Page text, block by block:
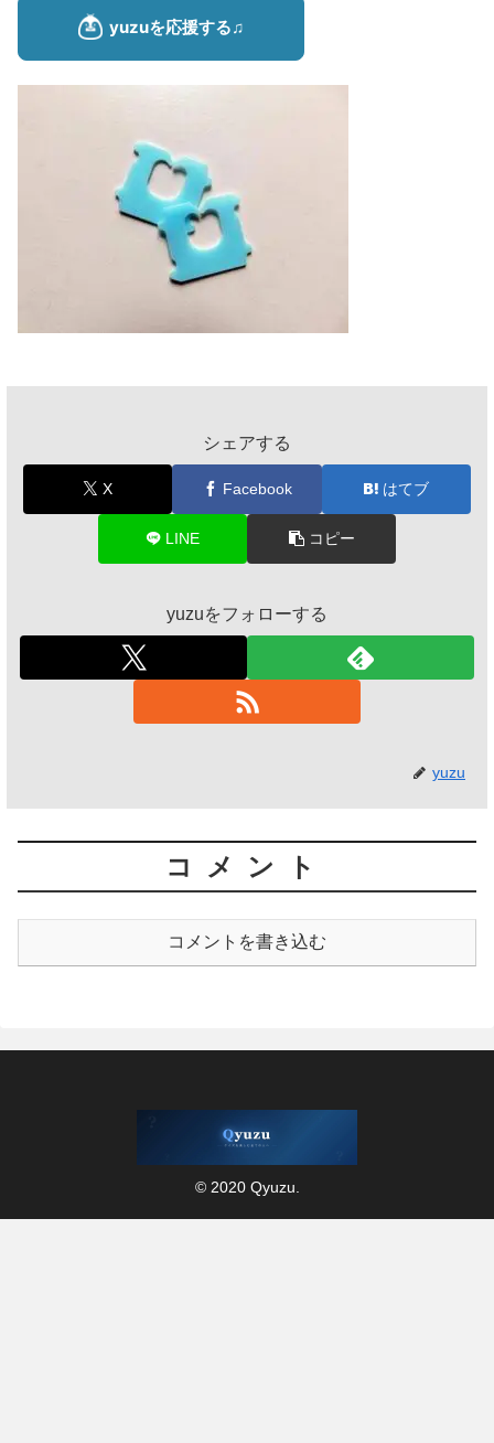
シェアする
X Facebook はてブ
LINE コピー
yuzuをフォローする
yuzu
コメント
コメントを書き込む
© 2020 Qyuzu.